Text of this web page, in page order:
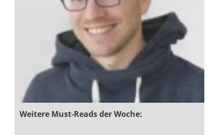
Weitere Must-Reads der Woche: